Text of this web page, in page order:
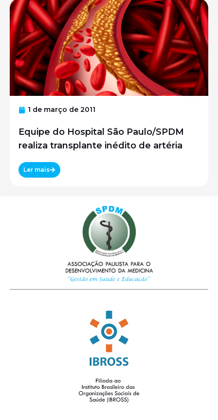
1 de março de 2011
Equipe do Hospital São Paulo/SPDM
realiza transplante inédito de artéria
Ler mais